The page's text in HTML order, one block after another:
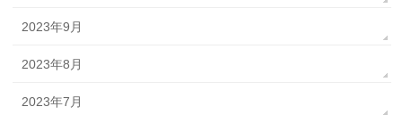
2023年9月
2023年8月
2023年7月